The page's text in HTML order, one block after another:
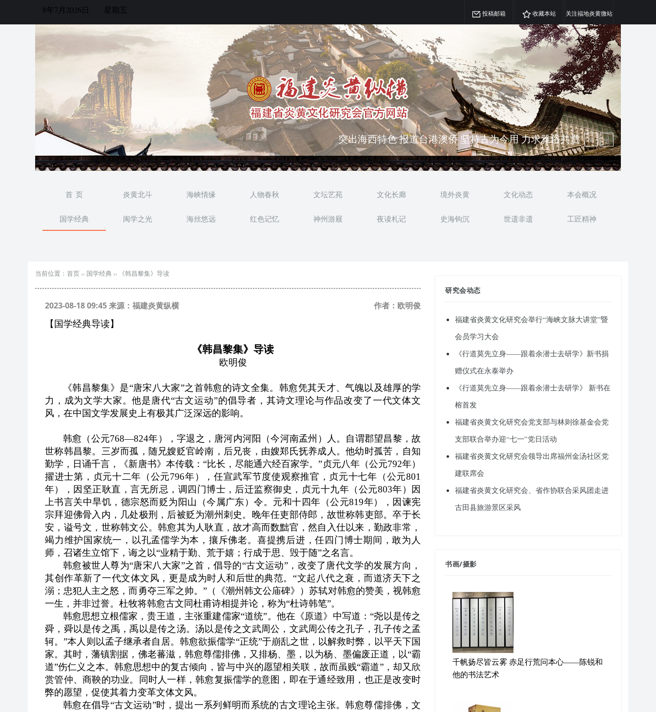
8年7月2026日 星期五 投稿邮箱 收藏本站 关注福地炎黄微站
弘扬优秀文化 振奋民族精神 介绍民族瑰宝 宣传中华精英
突出海西特色 报道台港澳侨 坚持古为今用 力求雅俗共赏
首 页 炎黄北斗 海峡情缘 人物春秋 文坛艺苑 文化长廊 境外炎黄 文化动态 本会概况
国学经典 闽学之光 海丝悠远 红色记忆 神州游屐 夜读札记 史海钩沉 世遗非遗 工匠精神
当前位置： 首页 ›› 国学经典 ›› 《韩昌黎集》导读
2023-08-18 09:45 来源：福建炎黄纵横 作者：欧明俊
【国学经典导读】
《韩昌黎集》导读
欧明俊
《韩昌黎集》是“唐宋八大家”之首韩愈的诗文全集。韩愈凭其天才、气魄以及雄厚的学
力，成为文学大家。他是唐代“古文运动”的倡导者，其诗文理论与作品改变了一代文体文
风，在中国文学发展史上有极其广泛深远的影响。
韩愈（公元768—824年），字退之，唐河内河阳（今河南孟州）人。自谓郡望昌黎，故
世称韩昌黎。三岁而孤，随兄嫂贬官岭南，后兄丧，由嫂郑氏抚养成人。他幼时孤苦，自知
勤学，日诵千言，《新唐书》本传载：“比长，尽能通六经百家学。”贞元八年（公元792年）
擢进士第，贞元十二年（公元796年），任宣武军节度使观察推官，贞元十七年（公元801
年），因坚正耿直，言无所忌，调四门博士，后迁监察御史，贞元十九年（公元803年）因
上书言关中旱饥，德宗怒而贬为阳山（今属广东）令。元和十四年（公元819年），因谏宪
宗拜迎佛骨入内，几处极刑，后被贬为潮州刺史。晚年任吏部侍郎，故世称韩吏部。卒于长
安，谥号文，世称韩文公。韩愈其为人耿直，故才高而数黜官，然自入仕以来，勤政非常，
竭力维护国家统一，以孔孟儒学为本，攘斥佛老。喜提携后进，任四门博士期间，敢为人
师，召诸生立馆下，诲之以“业精于勤、荒于嬉；行成于思、毁于随”之名言。
韩愈被世人尊为“唐宋八大家”之首，倡导的“古文运动”，改变了唐代文学的发展方向，
其创作革新了一代文体文风，更是成为时人和后世的典范。“文起八代之衰，而道济天下之
溺；忠犯人主之怒，而勇夺三军之帅。”（《潮州韩文公庙碑》）苏轼对韩愈的赞美，视韩愈
一生，并非过誉。杜牧将韩愈古文同杜甫诗相提并论，称为“杜诗韩笔”。
韩愈思想立根儒家，贵王道，主张重建儒家“道统”。他在《原道》中写道：“尧以是传之
舜，舜以是传之禹，禹以是传之汤。汤以是传之文武周公，文武周公传之孔子，孔子传之孟
轲。”本人则以孟子继承者自居。韩愈欲振儒学“正统”于崩乱之世，以解救时弊，以平天下国
家。其时，藩镇割据，佛老蕃滋，韩愈尊儒排佛，又排杨、墨，以为杨、墨偏废正道，以“霸
道”伤仁义之本。韩愈思想中的复古倾向，皆与中兴的愿望相关联，故而虽贱“霸道”，却又欣
赏管仲、商鞅的功业。同时人一样，韩愈复振儒学的意图，即在于通经致用，也正是改变时
弊的愿望，促使其着力变革文体文风。
韩愈在倡导“古文运动”时，提出一系列鲜明而系统的古文理论主张。韩愈尊儒排佛，文
研究会动态
福建省炎黄文化研究会举行“海峡文脉大讲堂”暨
会员学习大会
《行道莫先立身——跟着余潜士去研学》新书捐
赠仪式在永泰举办
《行道莫先立身——跟着余潜士去研学》 新书在
榕首发
福建省炎黄文化研究会党支部与林则徐基金会党
支部联合举办迎“七一”党日活动
福建省炎黄文化研究会领导出席福州金汤社区党
建联席会
福建省炎黄文化研究会、省作协联合采风团走进
古田县旅游景区采风
书画/摄影
千帆扬尽皆云雾 赤足行荒问本心——陈锐和
他的书法艺术